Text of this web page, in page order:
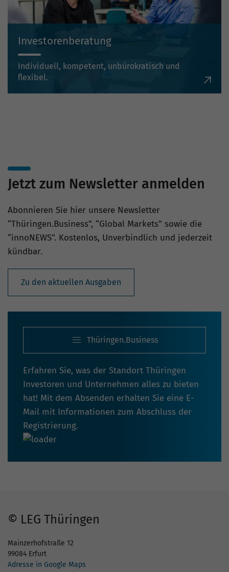
Investorenberatung
Individuell, kompetent, unbürokratisch und
flexibel.
Jetzt zum Newsletter anmelden
Abonnieren Sie hier unsere Newsletter
“Thüringen.Business”, “Global Markets” sowie die
“innoNEWS”. Kostenlos, Unverbindlich und jederzeit
kündbar.
Zu den aktuellen Ausgaben
Thüringen.Business
Erfahren Sie, was der Standort Thüringen
Investoren und Unternehmen alles zu bieten
hat! Mit dem Absenden erhalten Sie eine E-
Mail mit Informationen zum Abschluss der
Registrierung.
© LEG Thüringen
Mainzerhofstraße 12
99084 Erfurt
Adresse in Google Maps